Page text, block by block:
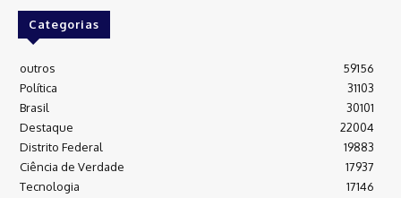
Categorias
outros
59156
Política
31103
Brasil
30101
Destaque
22004
Distrito Federal
19883
Ciência de Verdade
17937
Tecnologia
17146